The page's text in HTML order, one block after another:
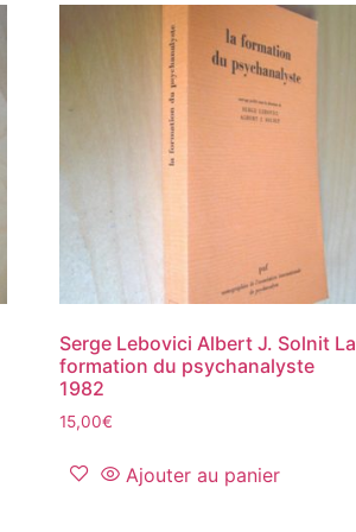
Serge Lebovici Albert J. Solnit La
formation du psychanalyste
1982
15,00€
Ajouter au panier